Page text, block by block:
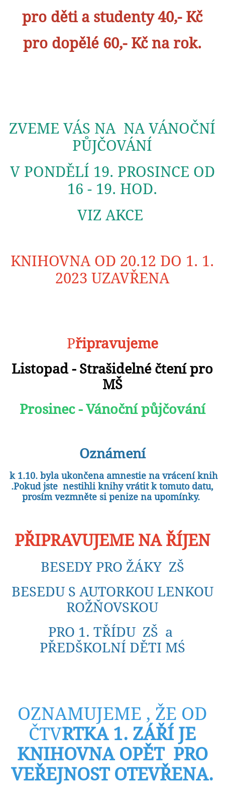
pro děti a studenty 40,- Kč
pro dopělé 60,- Kč na rok.
ZVEME VÁS NA NA VÁNOČNÍ
PŮJČOVÁNÍ
V PONDĚLÍ 19. PROSINCE OD
16 - 19. HOD.
VIZ AKCE
KNIHOVNA OD 20.12 DO 1. 1.
2023 UZAVŘENA
Připravujeme
Listopad - Strašidelné čtení pro
MŠ
Prosinec - Vánoční půjčování
Oznámení
k 1.10. byla ukončena amnestie na vrácení knih
.Pokud jste nestihli knihy vrátit k tomuto datu,
prosím vezmněte si penize na upomínky.
PŘIPRAVUJEME NA ŘÍJEN
BESEDY PRO ŽÁKY ZŠ
BESEDU S AUTORKOU LENKOU
ROŽŇOVSKOU
PRO 1. TŘÍDU ZŠ a
PŘEDŠKOLNÍ DĚTI MŚ
OZNAMUJEME , ŽE OD
ČTVRTKA 1. ZÁŘÍ JE
KNIHOVNA OPĚT PRO
VEŘEJNOST OTEVŘENA.